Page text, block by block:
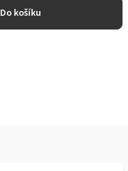
Do košíku